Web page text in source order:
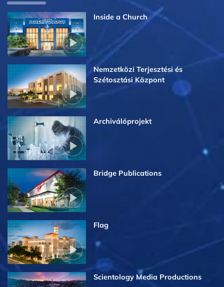
Inside a Church
Nemzetközi Terjesztési és
Szétosztási Központ
Archiválóprojekt
Bridge Publications
Flag
Scientology Media Productions